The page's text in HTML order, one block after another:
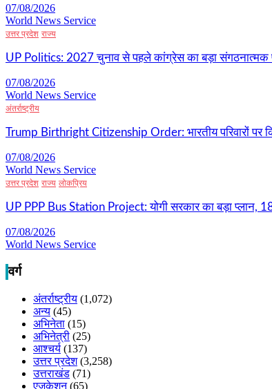
07/08/2026
World News Service
उत्तर प्रदेश राज्य
UP Politics: 2027 चुनाव से पहले कांग्रेस का बड़ा संगठनात्मक
07/08/2026
World News Service
अंतर्राष्ट्रीय
Trump Birthright Citizenship Order: भारतीय परिवारों पर
07/08/2026
World News Service
उत्तर प्रदेश राज्य लोकप्रिय
UP PPP Bus Station Project: योगी सरकार का बड़ा प्लान,
07/08/2026
World News Service
वर्ग
अंतर्राष्ट्रीय (1,072)
अन्य (45)
अभिनेता (15)
अभिनेत्री (25)
आश्चर्य (137)
उत्तर प्रदेश(3,258)
उत्तराखंड (71)
एजुकेशन(65)